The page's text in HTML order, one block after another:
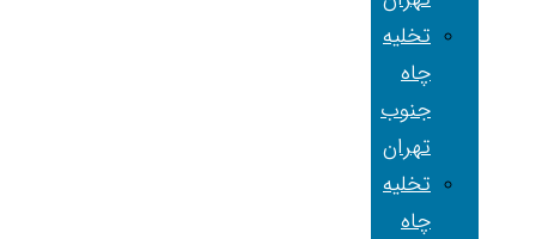
تخلیه
چاه
جنوب
تهران
تخلیه
چاه